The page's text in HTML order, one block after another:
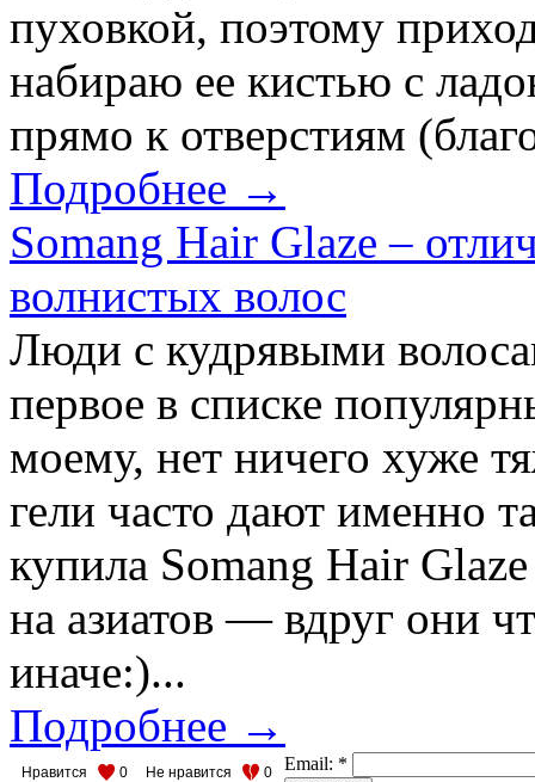
пуховкой, поэтому
набираю ее кистью с
прямо к отверстиям
Подробнее →
Somang Hair Glaze –
волнистых волос
Люди с кудрявыми
первое в списке
моему, нет ничего хуже
гели часто дают именно
купила Somang Hair
на азиатов — вдруг они
иначе:)...
Подробнее →
Нравится 0 Не нравится 0 Email: *